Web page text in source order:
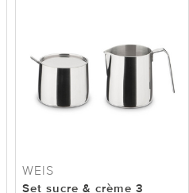
WEIS
Set sucre & crème 3